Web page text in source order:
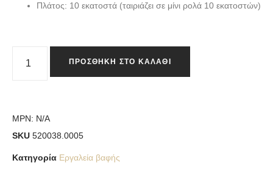
Πλάτος: 10 εκατοστά (ταιριάζει σε μίνι ρολά 10 εκατοστών)
ΠΡΟΣΘΉΚΗ ΣΤΟ ΚΑΛΆΘΙ
MPN: N/A
SKU 520038.0005
Κατηγορία Εργαλεία βαφής